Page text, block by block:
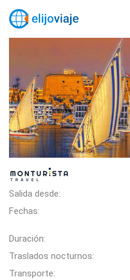
Salida desde:
Fechas:
Duración:
Traslados nocturnos:
Transporte: